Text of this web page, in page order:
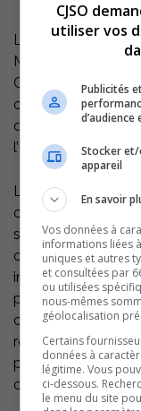
Le Centre intégré
Montérégie-Est
Canada.
confirmer que
qualité et de
l’Organisation de
L’établissement
observée dans
sociaux avec un
communiqué qu’il
insiste
passionnées et
centré sur
ressources ainsi
partenaires
complète. »
CJSO
utiliser vos
Publicités
Stocker et/
appareil
En savoir
Vos données à
informations liées
uniques et autres
et consultées par
ou utilisées
nous-mêmes
géolocalisation
Certains
données à
légitime. Vous
ci-dessous.
le menu du site